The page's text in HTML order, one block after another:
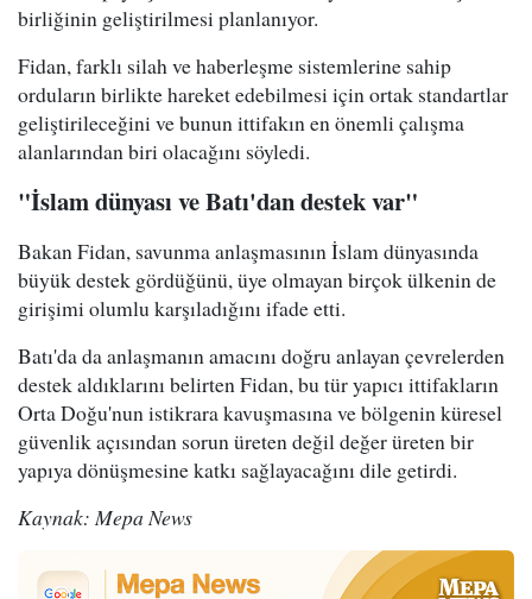
birliğinin geliştirilmesi planlanıyor.
Fidan, farklı silah ve haberleşme sistemlerine sahip
orduların birlikte hareket edebilmesi için ortak standartlar
geliştirileceğini ve bunun ittifakın en önemli çalışma
alanlarından biri olacağını söyledi.
"İslam dünyası ve Batı'dan destek var"
Bakan Fidan, savunma anlaşmasının İslam dünyasında
büyük destek gördüğünü, üye olmayan birçok ülkenin de
girişimi olumlu karşıladığını ifade etti.
Batı'da da anlaşmanın amacını doğru anlayan çevrelerden
destek aldıklarını belirten Fidan, bu tür yapıcı ittifakların
Orta Doğu'nun istikrara kavuşmasına ve bölgenin küresel
güvenlik açısından sorun üreten değil değer üreten bir
yapıya dönüşmesine katkı sağlayacağını dile getirdi.
Kaynak: Mepa News